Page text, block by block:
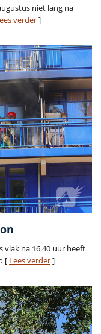
niet lang na
verder]
vlak na 16.40 uur heeft
[ Lees verder]